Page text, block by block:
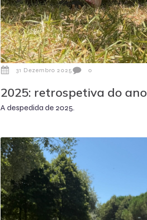
31 Dezembro 2025 0
2025: retrospetiva do ano
A despedida de 2025.